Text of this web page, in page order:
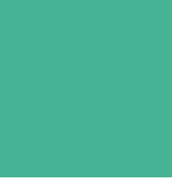
FEUERUNGSTECHNIK